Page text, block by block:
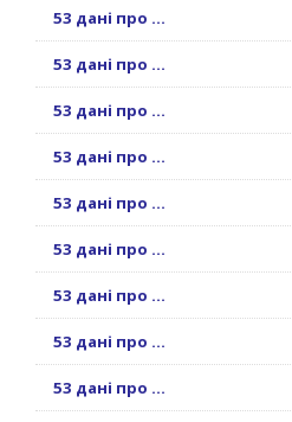
53 дані про ...
53 дані про ...
53 дані про ...
53 дані про ...
53 дані про ...
53 дані про ...
53 дані про ...
53 дані про ...
53 дані про ...